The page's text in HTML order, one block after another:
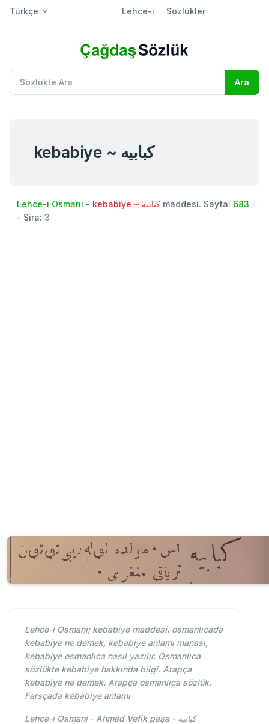
Türkçe Lehce-i Sözlükler
kebabiye ~ كبابيه
Lehce-i Osmani - kebabiye ~ كبابيه maddesi. Sayfa: 683
- Sira: 3
Lehce-i Osmani; kebabiye maddesi. osmanlıcada
kebabiye ne demek, kebabiye anlamı manası,
kebabiye osmanlıca nasıl yazılır. Osmanlıca
sözlükte kebabiye hakkında bilgi. Arapça
kebabiye ne demek. Arapça osmanlıca sözlük.
Farsçada kebabiye anlamı
Lehce-i Osmani - Ahmed Vefik paşa - كبابيه